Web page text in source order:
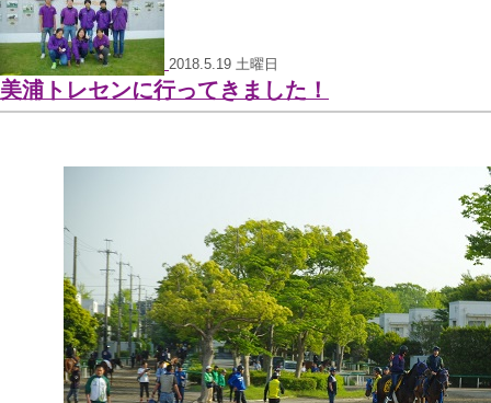
2018.5.19 土曜日
美浦トレセンに行ってきました！